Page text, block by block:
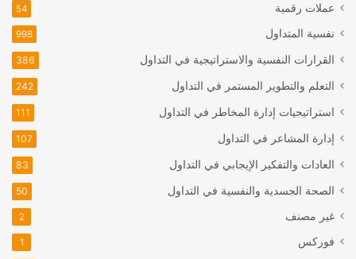
عملات رقمية 54
نفسية المتداول 998
القرارات النفسية والاستراتيجية في التداول 386
التعلم والتطوير المستمر في التداول 242
استراتيجيات إدارة المخاطر في التداول 111
إدارة المشاعر في التداول 107
العادات والتفكير الإيجابي في التداول 83
الصحة الجسدية والنفسية في التداول 50
غير مصنف 2
فوركس 1